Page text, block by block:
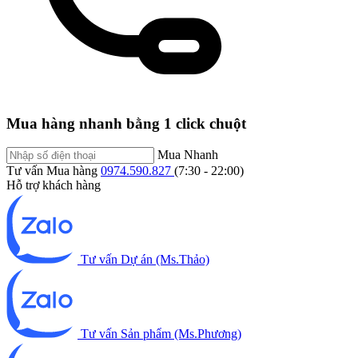
Mua hàng nhanh bằng 1 click chuột
Mua Nhanh
Tư vấn Mua hàng 0974.590.827 (7:30 - 22:00)
Hỗ trợ khách hàng
Tư vấn Dự án (Ms.Thảo)
Tư vấn Sản phẩm (Ms.Phương)